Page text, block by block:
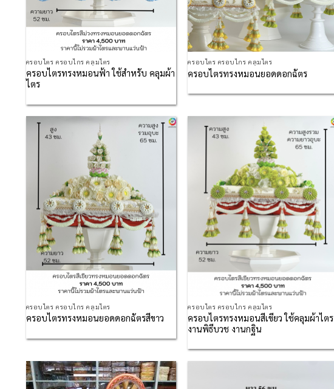
ครอบไตร ครอบไกร คลุมไตร
ครอบไตรทรงหมอนฟ้า ใช้สำหรับ คลุมผ้า
ไตร
ครอบไตร ครอบไกร คลุมไตร
ครอบไตรทรงหมอนยอดดอกฉัตร
ครอบไตร ครอบไกร คลุมไตร
ครอบไตรทรงหมอนยอดดอกฉัตรสีขาว
Add to
ครอบไตร ครอบไกร คลุมไตร
ครอบไตรทรงหมอนสีเขียว ใช้คลุมผ้าไตร
งานพิธีบวช งานกฐิน